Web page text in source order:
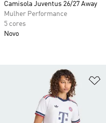
Camisola Juventus 26/27 Away
Mulher Performance
5 cores
Novo